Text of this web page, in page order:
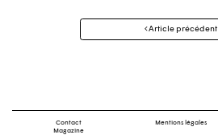
Navigation
Article précédent
Contact
Magazine
Mentions légales